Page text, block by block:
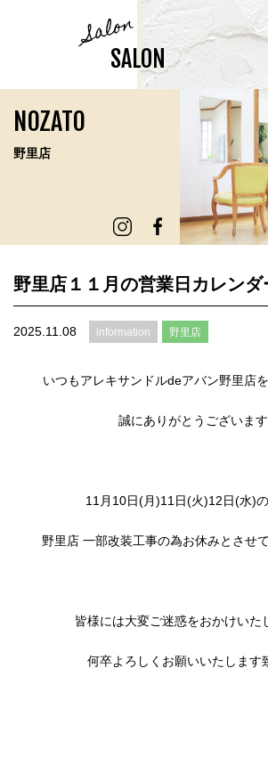
Salon
SALON
NOZATO
野里店
野里店１１月の営業日カレンダ
2025.11.08 information 野里店
いつもアレキサンドルdeアバン野里店
誠にありがとうございます
11月10日(月)11日(火)12日(水)
野里店 一部改装工事の為お休みとさせ
皆様には大変ご迷惑をおかけいた
何卒よろしくお願いいたします